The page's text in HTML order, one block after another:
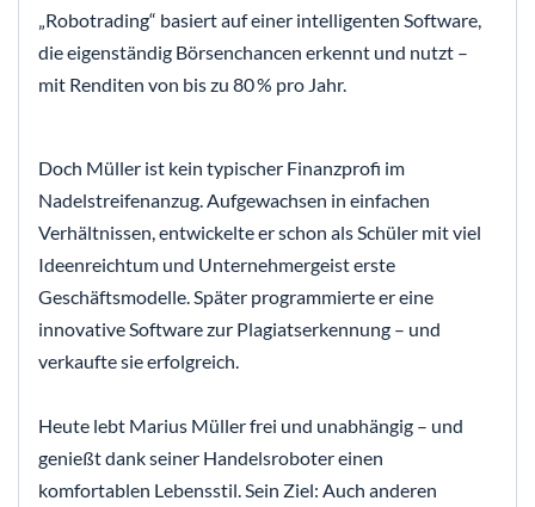
„Robotrading“ basiert auf einer intelligenten Software,
die eigenständig Börsenchancen erkennt und nutzt –
mit Renditen von bis zu 80 % pro Jahr.
Doch Müller ist kein typischer Finanzprofi im
Nadelstreifenanzug. Aufgewachsen in einfachen
Verhältnissen, entwickelte er schon als Schüler mit viel
Ideenreichtum und Unternehmergeist erste
Geschäftsmodelle. Später programmierte er eine
innovative Software zur Plagiatserkennung – und
verkaufte sie erfolgreich.
Heute lebt Marius Müller frei und unabhängig – und
genießt dank seiner Handelsroboter einen
komfortablen Lebensstil. Sein Ziel: Auch anderen